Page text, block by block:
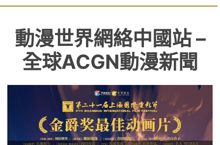
動漫世界網絡中國站 –
全球ACGN動漫新聞